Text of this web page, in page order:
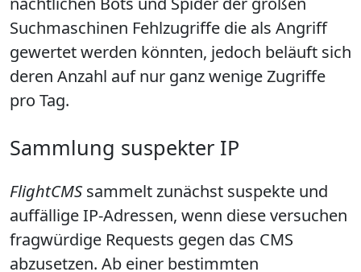
Suchmaschinen Fehlzugriffe die als Angriff
gewertet werden könnten, jedoch beläuft sich
deren Anzahl auf nur ganz wenige Zugriffe
pro Tag.
Sammlung suspekter IP
FlightCMS sammelt zunächst suspekte und
auffällige IP-Adressen, wenn diese versuchen
fragwürdige Requests gegen das CMS
abzusetzen. Ab einer bestimmten